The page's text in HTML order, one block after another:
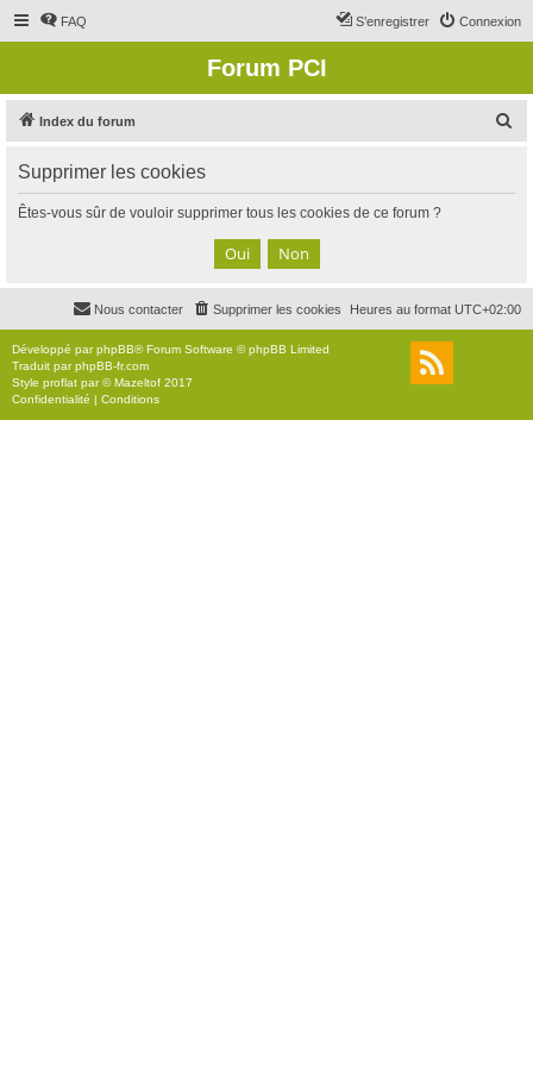
FAQ Connexion
S’enregistrer
Forum PCI
Index du forum
c
Supprimer les cookies
Êtes-vous sûr de vouloir supprimer tous les cookies de ce forum ?
Heures au format UTC+02:00
Supprimer les cookies
Nous contacter
Développé parphpBB® Forum Software © phpBB Limited
Traduit parphpBB-fr.com
Style proflat par ©Mazeltof 2017
Confidentialité | Conditions